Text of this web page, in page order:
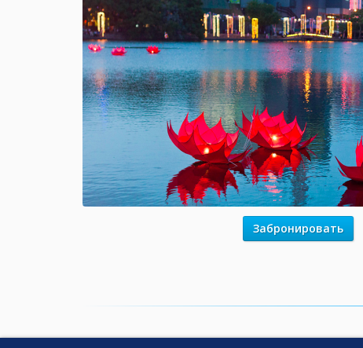
Забронировать